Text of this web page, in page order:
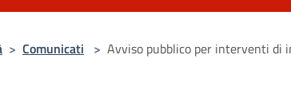
> Comunicati > Avviso pubblico per interventi di